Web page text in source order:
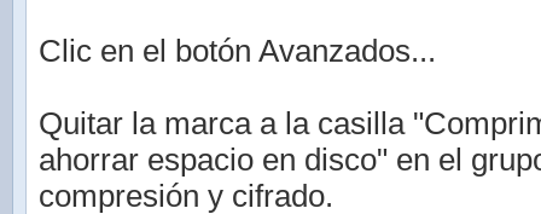
Clic en el botón Avanzados...
Quitar la marca a la casilla
ahorrar espacio en disco" en el
compresión y cifrado.